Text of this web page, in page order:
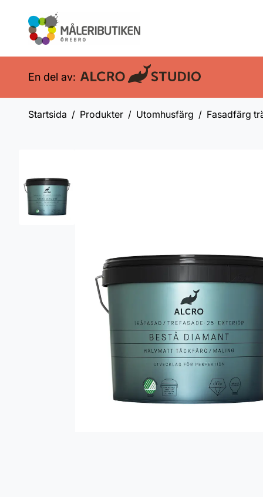
En del av:
Startsida Produkter Utomhusfärg Fasadfärg